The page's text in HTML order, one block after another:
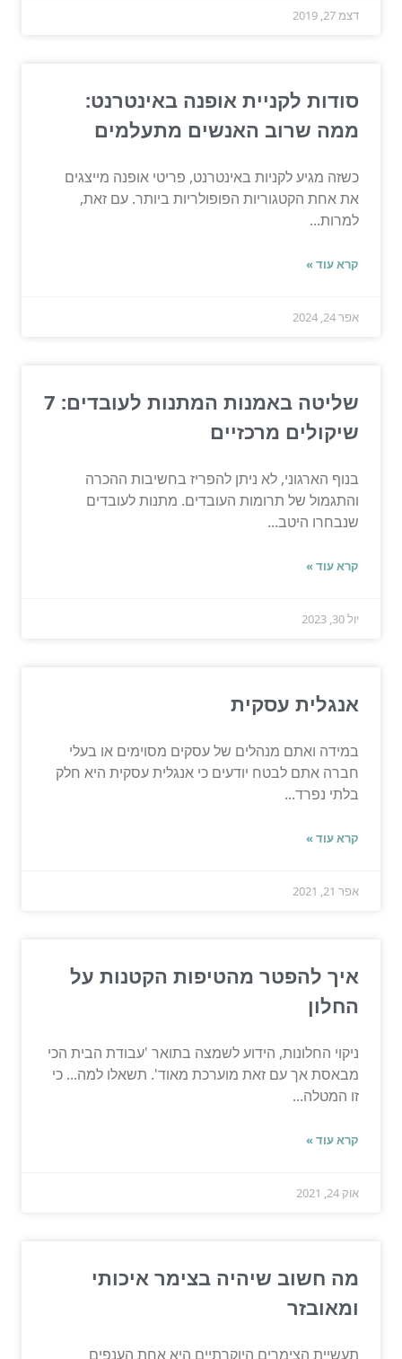
דצמ 27, 2019
סודות לקניית אופנה באינטרנט:
ממה שרוב האנשים מתעלמים
כשזה מגיע לקניות באינטרנט, פריטי אופנה מייצגים
את אחת הקטגוריות הפופולריות ביותר. עם זאת,
למרות...
קרא עוד »
אפר 24, 2024
שליטה באמנות המתנות לעובדים: 7
שיקולים מרכזיים
בנוף הארגוני, לא ניתן להפריז בחשיבות ההכרה
והתגמול של תרומות העובדים. מתנות לעובדים
שנבחרו היטב...
קרא עוד »
יול 30, 2023
אנגלית עסקית
במידה ואתם מנהלים של עסקים מסוימים או בעלי
חברה אתם לבטח יודעים כי אנגלית עסקית היא חלק
בלתי נפרד...
קרא עוד »
אפר 21, 2021
איך להפטר מהטיפות הקטנות על
החלון
ניקוי החלונות, הידוע לשמצה בתואר 'עבודת הבית הכי
מבאסת אך עם זאת מוערכת מאוד'. תשאלו למה... כי
זו המטלה...
קרא עוד »
אוק 24, 2021
מה חשוב שיהיה בצימר איכותי
ומאובזר
תעשיית הצימרים היוקרתיים היא אחת הענפים